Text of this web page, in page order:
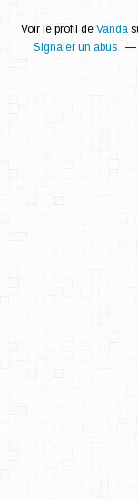
Voir le profil de Vanda
Signaler un abus